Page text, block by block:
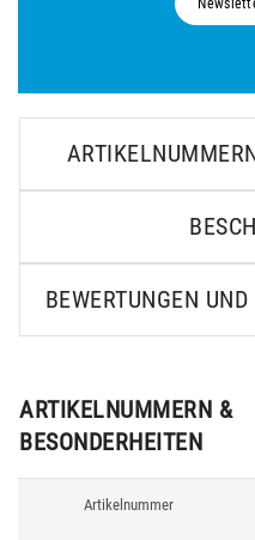
BEWERTUNGEN
ARTIKELNUMMERN &
BESONDERHEITEN
Artikelnummer